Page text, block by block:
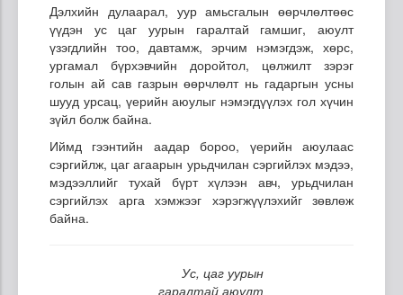
Дэлхийн дулаарал, уур амьсгалын өөрчлөлтөөс
үүдэн ус цаг уурын гаралтай гамшиг, аюулт
үзэгдлийн тоо, давтамж, эрчим нэмэгдэж, хөрс,
ургамал бүрхэвчийн доройтол, цөлжилт зэрэг
голын ай сав газрын өөрчлөлт нь гадаргын усны
шууд урсац, үерийн аюулыг нэмэгдүүлэх гол хүчин
зүйл болж байна.
Иймд гээнтийн аадар бороо, үерийн аюулаас
сэргийлж, цаг агаарын урьдчилан сэргийлэх мэдээ,
мэдээллийг тухай бүрт хүлээн авч, урьдчилан
сэргийлэх арга хэмжээг хэрэгжүүлэхийг зөвлөж
байна.
Ус, цаг уурын
гаралтай аюулт